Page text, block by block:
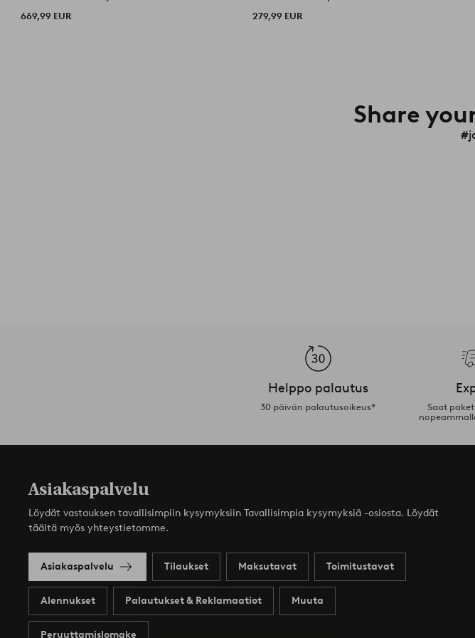
669,99 EUR 279,99 EUR
Share
Helppo palautus
30 päivän palautusoikeus*
Saat
Asiakaspalvelu
Löydät vastauksen tavallisimpiin kysymyksiin Tavallisimpia kysymyksiä -osiosta. Löydät
täältä myös yhteystietomme.
Asiakaspalvelu Tilaukset Maksutavat Toimitustavat
Alennukset Palautukset & Reklamaatiot Muuta
Peruuttamislomake